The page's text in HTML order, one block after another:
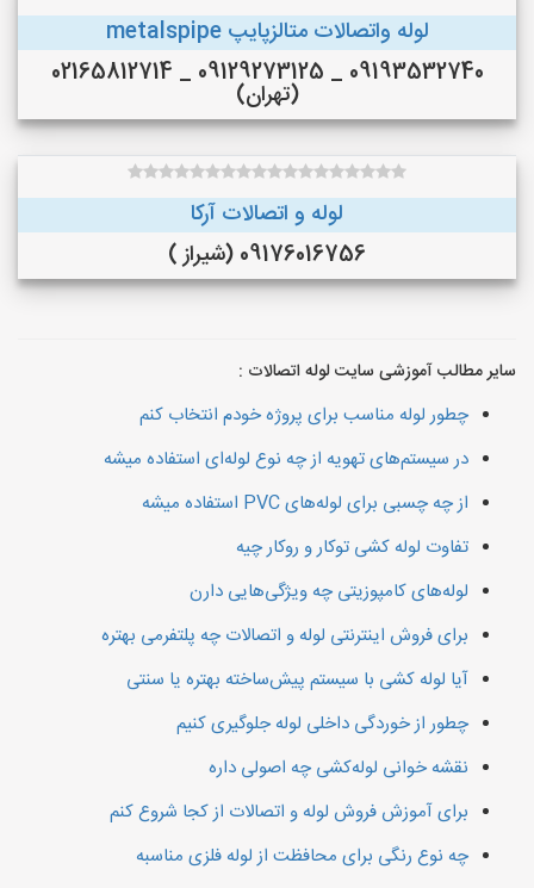
لوله واتصالات متالزپایپ metalspipe
09193532740 _ 09129273125 _ 02165812714
(تهران)
لوله و اتصالات آرکا
09176016756 (شیراز )
سایر مطالب آموزشی سایت لوله اتصالات :
چطور لوله مناسب برای پروژه خودم انتخاب کنم
در سیستم‌های تهویه از چه نوع لوله‌ای استفاده میشه
از چه چسبی برای لوله‌های PVC استفاده میشه
تفاوت لوله کشی توکار و روکار چیه
لوله‌های کامپوزیتی چه ویژگی‌هایی دارن
برای فروش اینترنتی لوله و اتصالات چه پلتفرمی بهتره
آیا لوله کشی با سیستم پیش‌ساخته بهتره یا سنتی
چطور از خوردگی داخلی لوله جلوگیری کنیم
نقشه خوانی لوله‌کشی چه اصولی داره
برای آموزش فروش لوله و اتصالات از کجا شروع کنم
چه نوع رنگی برای محافظت از لوله فلزی مناسبه